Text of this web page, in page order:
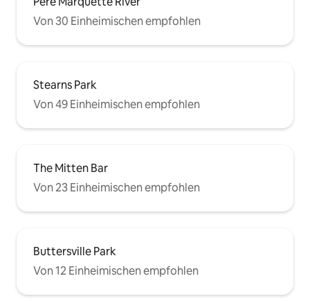
Von 30 Einheimischen empfohlen
Stearns Park
Von 49 Einheimischen empfohlen
The Mitten Bar
Von 23 Einheimischen empfohlen
Buttersville Park
Von 12 Einheimischen empfohlen